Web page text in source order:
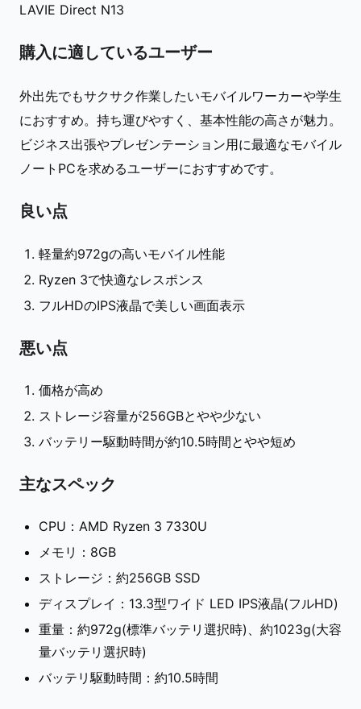
LAVIE Direct N13
購入に適しているユーザー
外出先でもサクサク作業したいモバイルワーカーや学生
におすすめ。持ち運びやすく、基本性能の高さが魅力。
ビジネス出張やプレゼンテーション用に最適なモバイル
ノートPCを求めるユーザーにおすすめです。
良い点
軽量約972gの高いモバイル性能
Ryzen 3で快適なレスポンス
フルHDのIPS液晶で美しい画面表示
悪い点
価格が高め
ストレージ容量が256GBとやや少ない
バッテリー駆動時間が約10.5時間とやや短め
主なスペック
CPU：AMD Ryzen 3 7330U
メモリ：8GB
ストレージ：約256GB SSD
ディスプレイ：13.3型ワイド LED IPS液晶(フルHD)
重量：約972g(標準バッテリ選択時)、約1023g(大容
量バッテリ選択時)
バッテリ駆動時間：約10.5時間